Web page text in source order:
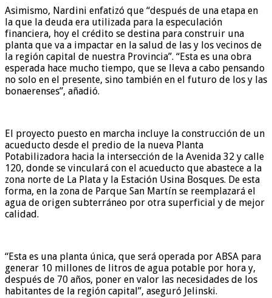
Asimismo, Nardini enfatizó que “después de una etapa en
la que la deuda era utilizada para la especulación
financiera, hoy el crédito se destina para construir una
planta que va a impactar en la salud de las y los vecinos de
la región capital de nuestra Provincia”. “Esta es una obra
esperada hace mucho tiempo, que se lleva a cabo pensando
no solo en el presente, sino también en el futuro de los y las
bonaerenses”, añadió.
El proyecto puesto en marcha incluye la construcción de un
acueducto desde el predio de la nueva Planta
Potabilizadora hacia la intersección de la Avenida 32 y calle
120, donde se vinculará con el acueducto que abastece a la
zona norte de La Plata y la Estación Usina Bosques. De esta
forma, en la zona de Parque San Martín se reemplazará el
agua de origen subterráneo por otra superficial y de mejor
calidad.
“Esta es una planta única, que será operada por ABSA para
generar 10 millones de litros de agua potable por hora y,
después de 70 años, poner en valor las necesidades de los
habitantes de la región capital”, aseguró Jelinski.